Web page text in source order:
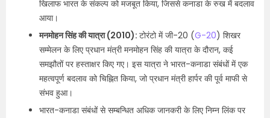
खिलाफ भारत के संकल्प को मजबूत किया, जिससे कनाडा के रुख में बदलाव
आया।
मनमोहन सिंह की यात्रा (2010): टोरंटो में जी-20 (G-20) शिखर
सम्मेलन के लिए प्रधान मंत्री मनमोहन सिंह की यात्रा के दौरान, कई
समझौतों पर हस्ताक्षर किए गए। इस यात्रा ने भारत-कनाडा संबंधों में एक
महत्वपूर्ण बदलाव को चिह्नित किया, जो प्रधान मंत्री हार्पर की पूर्व माफी से
संभव हुआ।
भारत-कनाडा संबंधों से सम्बन्धित अधिक जानकरी के लिए निम्न लिंक पर